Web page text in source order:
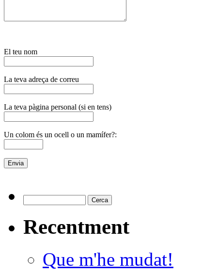
El teu nom
La teva adreça de correu
La teva pàgina personal (si en tens)
Un colom és un ocell o un mamífer?:
Recentment
Que m'he mudat!